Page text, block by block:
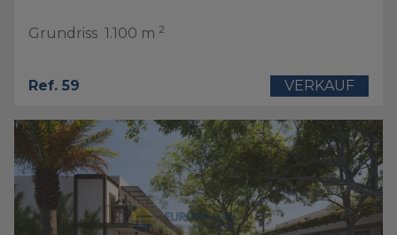
Grundriss 1.100 m 2
Ref. 59 VERKAUF